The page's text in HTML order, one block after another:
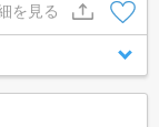
を見る